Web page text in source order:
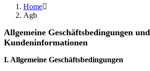
Home
Agb
Allgemeine Geschäftsbedingungen und
Kundeninformationen
I. Allgemeine Geschäftsbedingungen